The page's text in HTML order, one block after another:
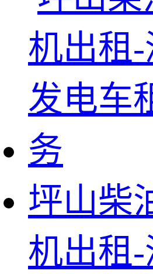
坪山柴
机出租